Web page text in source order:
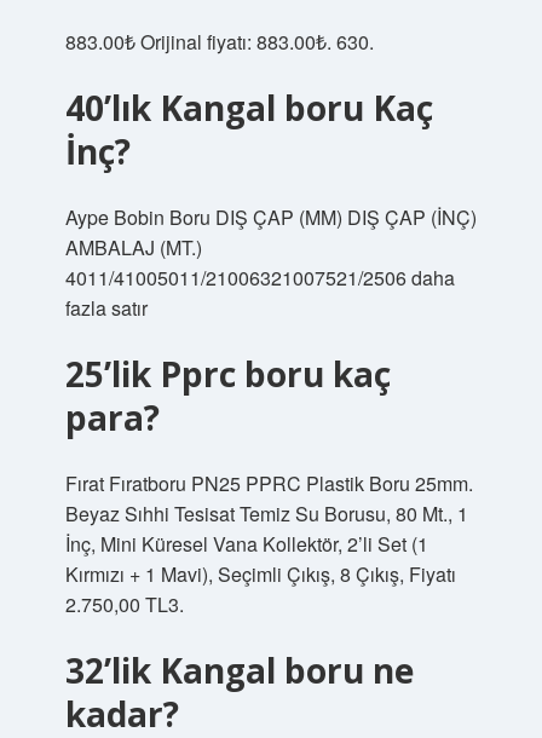
883.00₺ Orijinal fiyatı: 883.00₺. 630.
40’lık Kangal boru Kaç
İnç?
Aype Bobin Boru DIŞ ÇAP (MM) DIŞ ÇAP (İNÇ)
AMBALAJ (MT.)
4011/41005011/21006321007521/2506 daha
fazla satır
25’lik Pprc boru kaç
para?
Fırat Fıratboru PN25 PPRC Plastik Boru 25mm.
Beyaz Sıhhi Tesisat Temiz Su Borusu, 80 Mt., 1
İnç, Mini Küresel Vana Kollektör, 2’li Set (1
Kırmızı + 1 Mavi), Seçimli Çıkış, 8 Çıkış, Fiyatı
2.750,00 TL3.
32’lik Kangal boru ne
kadar?